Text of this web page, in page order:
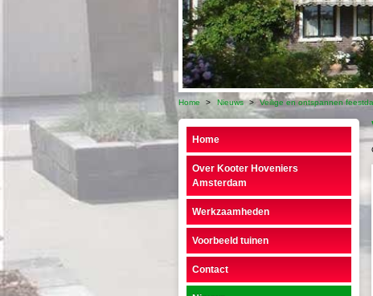
Home > Nieuws > Veilige en ontspannen
Home
Over Kooter Hoveniers
Amsterdam
Werkzaamheden
Voorbeeld tuinen
Contact